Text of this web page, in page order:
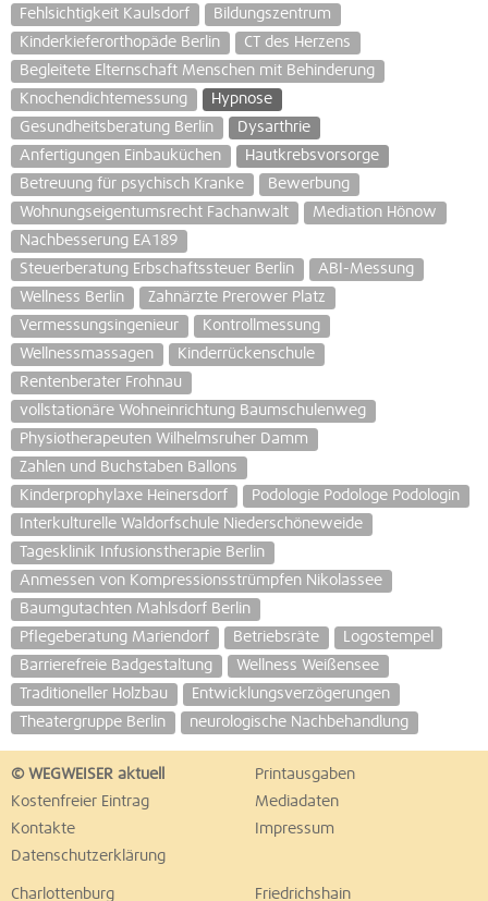
Fehlsichtigkeit Kaulsdorf
Bildungszentrum
Kinderkieferorthopäde Berlin
CT des Herzens
Begleitete Elternschaft Menschen mit Behinderung
Knochendichtemessung
Hypnose
Gesundheitsberatung Berlin
Dysarthrie
Anfertigungen Einbauküchen
Hautkrebsvorsorge
Betreuung für psychisch Kranke
Bewerbung
Wohnungseigentumsrecht Fachanwalt
Mediation Hönow
Nachbesserung EA189
Steuerberatung Erbschaftssteuer Berlin
ABI-Messung
Wellness Berlin
Zahnärzte Prerower Platz
Vermessungsingenieur
Kontrollmessung
Wellnessmassagen
Kinderrückenschule
Rentenberater Frohnau
vollstationäre Wohneinrichtung Baumschulenweg
Physiotherapeuten Wilhelmsruher Damm
Zahlen und Buchstaben Ballons
Kinderprophylaxe Heinersdorf
Podologie Podologe Podologin
Interkulturelle Waldorfschule Niederschöneweide
Tagesklinik Infusionstherapie Berlin
Anmessen von Kompressionsstrümpfen Nikolassee
Baumgutachten Mahlsdorf Berlin
Pflegeberatung Mariendorf
Betriebsräte
Logostempel
Barrierefreie Badgestaltung
Wellness Weißensee
Traditioneller Holzbau
Entwicklungsverzögerungen
Theatergruppe Berlin
neurologische Nachbehandlung
© WEGWEISER aktuell
Printausgaben
Kostenfreier Eintrag
Mediadaten
Kontakte
Impressum
Datenschutzerklärung
Charlottenburg Friedrichshain